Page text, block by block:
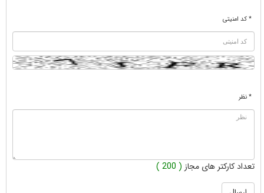
* کد امنیتی
* نظر
تعداد کارکتر های مجاز ( 200 )